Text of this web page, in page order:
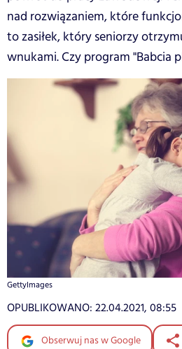
nad rozwiązaniem, które
to zasiłek, który seniorzy
wnukami. Czy program "Babcia
GettyImages
OPUBLIKOWANO: 22.04.2021, 08:55
Obserwuj nas w Google